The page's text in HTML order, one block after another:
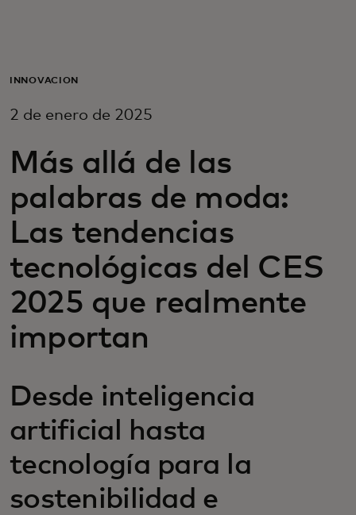
Para empresas
Para innovadores
Noticias y tendencias
INNOVACIÓN
2 de enero de 2025
Más allá de las
palabras de moda:
Las tendencias
tecnológicas del CES
2025 que realmente
importan
Desde inteligencia
artificial hasta
tecnología para la
sostenibilidad e